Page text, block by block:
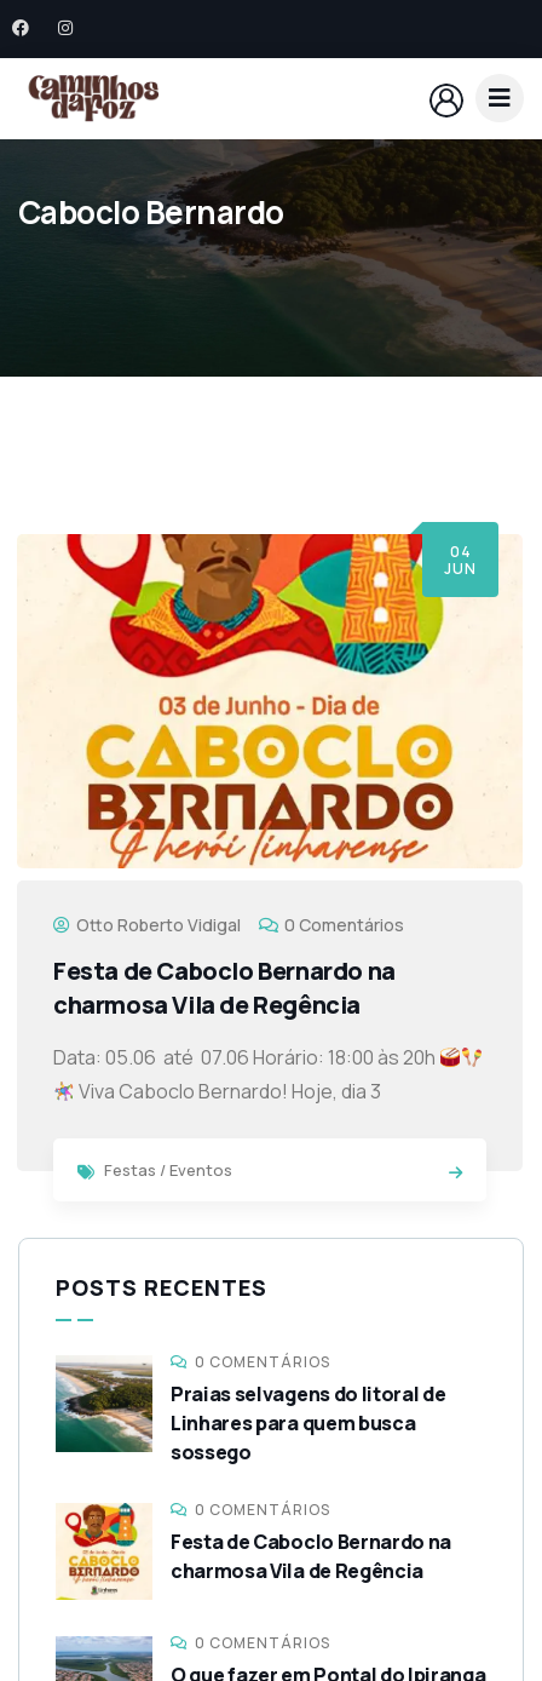
Caboclo Bernardo
04
JUN
Otto Roberto Vidigal 0 Comentários
Festa de Caboclo Bernardo na
charmosa Vila de Regência
Data: 05.06 até 07.06 Horário: 18:00 às 20h
Viva Caboclo Bernardo! Hoje, dia 3
Festas / Eventos
POSTS RECENTES
0 COMENTÁRIOS
Praias selvagens do litoral de
Linhares para quem busca
sossego
0 COMENTÁRIOS
Festa de Caboclo Bernardo na
charmosa Vila de Regência
0 COMENTÁRIOS
O que fazer em Pontal do Ipiranga